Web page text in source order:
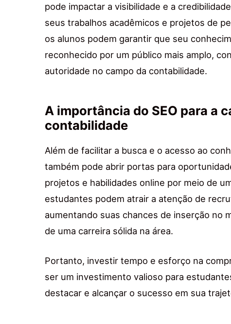
pode impactar a visibilidade e a
seus trabalhos acadêmicos e projetos de
os alunos podem garantir que seu
reconhecido por um público mais amplo,
autoridade no campo da contabilidade.
A importância do SEO para a
contabilidade
Além de facilitar a busca e o acesso ao
também pode abrir portas para
projetos e habilidades online por meio de
estudantes podem atrair a atenção de
aumentando suas chances de inserção no
de uma carreira sólida na área.
Portanto, investir tempo e esforço na
ser um investimento valioso para
destacar e alcançar o sucesso em sua